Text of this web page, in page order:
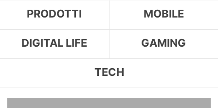
PRODOTTI MOBILE
DIGITAL LIFE GAMING
TECH